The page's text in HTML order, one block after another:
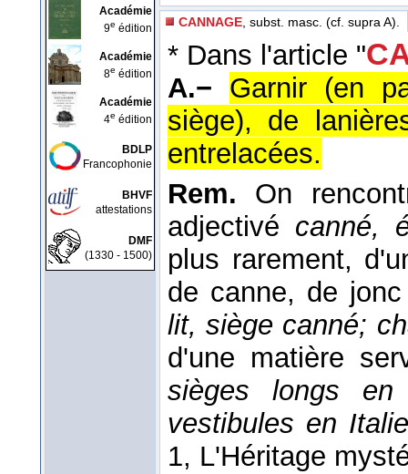
Académie
9e édition
Académie
8e édition
Académie
4e édition
BDLP
Francophonie
BHVF
attestations
DMF
(1330 - 1500)
CANNAGE , subst. masc. (cf. supra A).
* Dans l'article "
A.− Garnir (en
siège), de
entrelacées.
Rem. On
adjectivé canné,
plus rarement,
de canne, de
lit, siège canné;
d'une matière
sièges longs
vestibules en
1, L'Héritage